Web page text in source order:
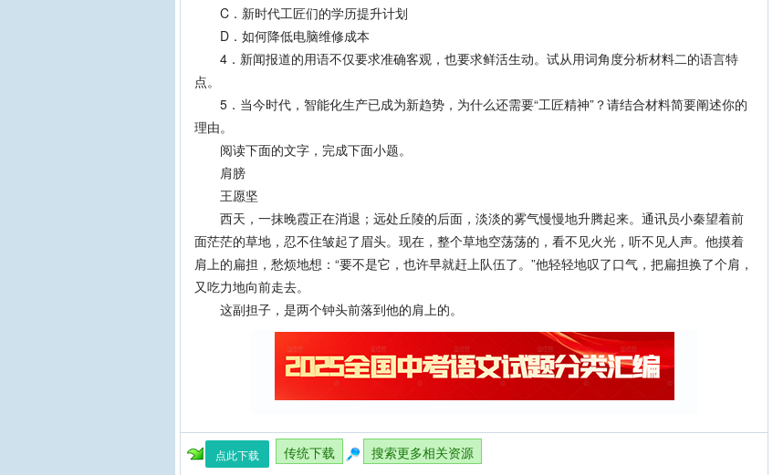
C．新时代工匠们的学历提升计划
D．如何降低电脑维修成本
4．新闻报道的用语不仅要求准确客观，也要求鲜活生动。试从用词角度分析材料二的语言特
点。
5．当今时代，智能化生产已成为新趋势，为什么还需要“工匠精神”？请结合材料简要阐述你的
理由。
阅读下面的文字，完成下面小题。
肩膀
王愿坚
西天，一抹晚霞正在消退；远处丘陵的后面，淡淡的雾气慢慢地升腾起来。通讯员小秦望着前
面茫茫的草地，忍不住皱起了眉头。现在，整个草地空荡荡的，看不见火光，听不见人声。他摸着
肩上的扁担，愁烦地想：“要不是它，也许早就赶上队伍了。”他轻轻地叹了口气，把扁担换了个肩，
又吃力地向前走去。
这副担子，是两个钟头前落到他的肩上的。
点此下载 传统下载
搜索更多相关资源